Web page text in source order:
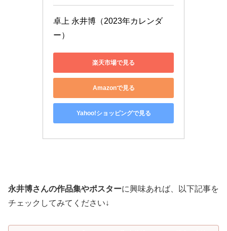
卓上 永井博（2023年カレンダ
ー）
楽天市場で見る
Amazonで見る
Yahoo!ショッピングで見る
永井博さんの作品集やポスターに興味あれば、以下記事を
チェックしてみてください↓